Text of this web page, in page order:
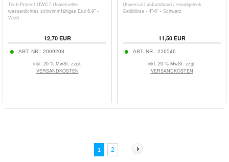
Tech-Protect UWC7 Universelles
wasserdichtes schwimmfähiges Etui 6.9" -
Weiß
12,70EUR
ART. NR.: 2009208
inkl. 20 % MwSt. zzgl.
VERSANDKOSTEN
Universal Laufarmband / Handgelenk
Geldbörse - 4"-6" - Schwarz
11,50EUR
ART. NR.: 226546
inkl. 20 % MwSt. zzgl.
VERSANDKOSTEN
1 2